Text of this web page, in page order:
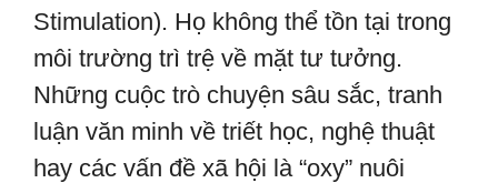
Stimulation). Họ không thể tồn tại trong
môi trường trì trệ về mặt tư tưởng.
Những cuộc trò chuyện sâu sắc, tranh
luận văn minh về triết học, nghệ thuật
hay các vấn đề xã hội là “oxy” nuôi